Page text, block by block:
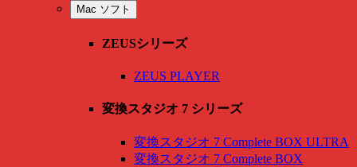
Mac ソフト
ZEUSシリーズ
ZEUS PLAYER
変換スタジオ 7 シリーズ
変換スタジオ 7 Complete BOX ULTRA
変換スタジオ 7 Complete BOX